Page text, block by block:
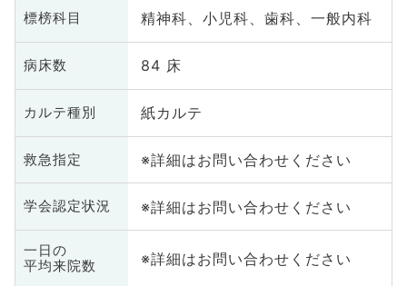
標榜科目 精神科、小児科、歯科、一般内科
病床数 84 床
カルテ種別 紙カルテ
救急指定 ※詳細はお問い合わせください
学会認定状況 ※詳細はお問い合わせください
一日の
平均来院数
※詳細はお問い合わせください